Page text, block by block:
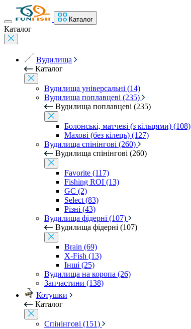
Каталог
Каталог
Вудилища
Каталог
Вудилища універсальні (14)
Вудилища поплавцеві (235)
Вудилища поплавцеві (235)
Болонські, матчеві (з кільцями) (108)
Махові (без кілець) (127)
Вудилища спінінгові (260)
Вудилища спінінгові (260)
Favorite (117)
Fishing ROI (13)
GC (2)
Select (83)
Різні (43)
Вудилища фідерні (107)
Вудилища фідерні (107)
Brain (69)
X-Fish (13)
Інші (25)
Вудилища на коропа (26)
Запчастини (138)
Котушки
Каталог
Спінінгові (151)